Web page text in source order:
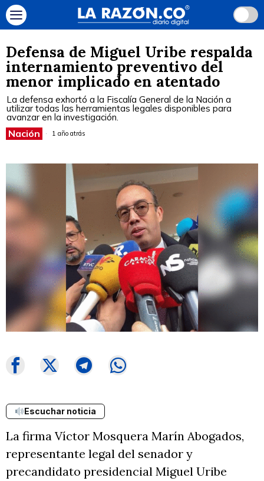
Defensa de Miguel Uribe respalda
internamiento preventivo del
menor implicado en atentado
La defensa exhortó a la Fiscalía General de la Nación a
utilizar todas las herramientas legales disponibles para
avanzar en la investigación.
Nación 1 año atrás
Escuchar noticia
La firma Víctor Mosquera Marín Abogados,
representante legal del senador y
precandidato presidencial Miguel Uribe